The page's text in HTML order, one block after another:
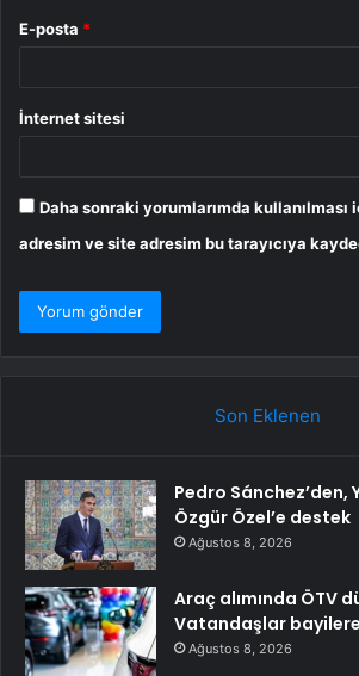
E-posta *
İnternet sitesi
Daha sonraki yorumlarımda kullanılması
adresim ve site adresim bu tarayıcıya
Son Eklenen
Pedro Sánchez’den,
Özgür Özel’e destek
Ağustos 8, 2026
Araç alımında ÖTV
Vatandaşlar
Ağustos 8, 2026